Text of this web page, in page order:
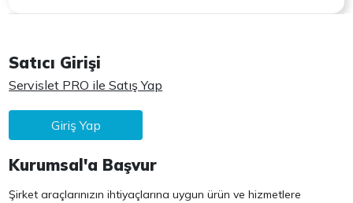
Satıcı Girişi
Servislet PRO ile Satış Yap
Giriş Yap
Kurumsal'a Başvur
Şirket araçlarınızın ihtiyaçlarına uygun ürün ve hizmetlere